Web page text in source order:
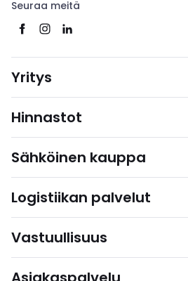
Seuraa meitä
Yritys
Hinnastot
Sähköinen kauppa
Logistiikan palvelut
Vastuullisuus